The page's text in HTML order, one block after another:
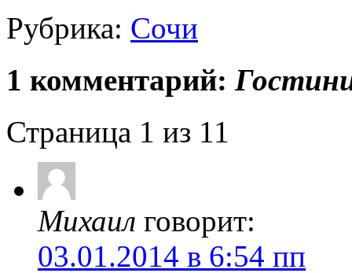
Рубрика: Сочи
1 комментарий:
Страница 1 из 11
Михаил говорит:
03.01.2014 в 6:54 пп